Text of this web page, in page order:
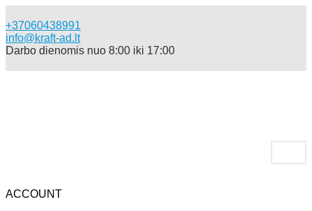
+37060438991
info@kraft-ad.lt
Darbo dienomis nuo 8:00 iki 17:00
ACCOUNT